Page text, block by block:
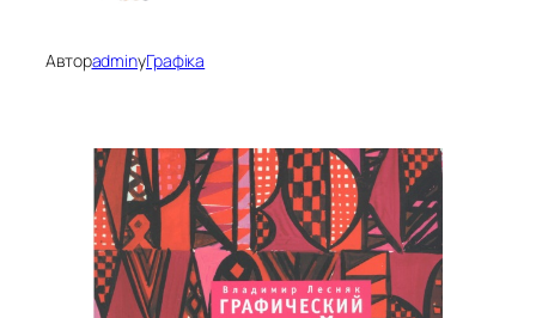
АвторadminуГрафіка